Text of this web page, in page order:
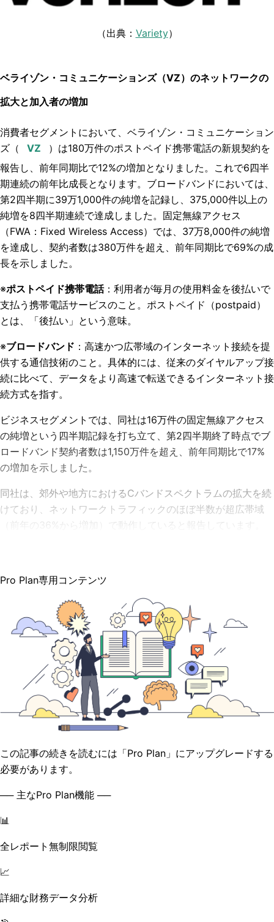
（出典： Variety）
ベライゾン・コミュニケーションズ（VZ）のネットワークの
拡大と加入者の増加
消費者セグメントにおいて、ベライゾン・コミュニケーション
ズ（
）は180万件のポストペイド携帯電話の新規契約を
報告し、前年同期比で12%の増加となりました。これで6四半
期連続の前年比成長となります。ブロードバンドにおいては、
第2四半期に39万1,000件の純増を記録し、375,000件以上の
純増を8四半期連続で達成しました。固定無線アクセス
（FWA： Fixed Wireless Access）では、37万8,000件の純増
を達成し、契約者数は380万件を超え、前年同期比で69%の成
長を示しました。
※ポストペイド携帯電話：利用者が毎月の使用料金を後払いで
支払う携帯電話サービスのこと。ポストペイド（postpaid）
とは、「後払い」という意味。
※ブロードバンド ：高速かつ広帯域のインターネット接続を提
供する通信技術のこと。具体的には、従来のダイヤルアップ接
続に比べて、データをより高速で転送できるインターネット接
続方式を指す。
ビジネスセグメントでは、同社は16万件の固定無線アクセス
の純増という四半期記録を打ち立て、第2四半期終了時点でブ
ロードバンド契約者数は1,150万件を超え、前年同期比で17%
の増加を示しました。
同社は、郊外や地方におけるCバンドスペクトラムの拡大を続
けており、ネットワークトラフィックのほぼ半数が超広帯域
（前年の36%から増加）で動作していると報告しています。
Pro Plan専用コンテンツ
この記事の続きを読むには「Pro Plan」にアップグレードする
必要があります。
── 主なPro Plan機能 ──
📊
全レポート無制限閲覧
📈
詳細な財務データ分析